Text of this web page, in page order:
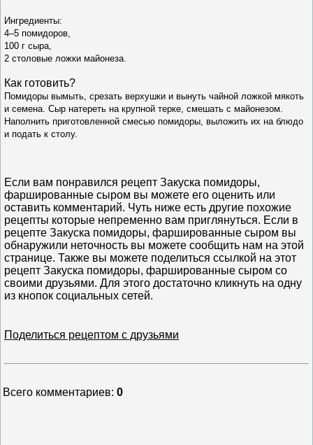
Ингредиенты:
4–5 помидоров,
100 г сыра,
2 столовые ложки майонеза.
Как готовить?
Помидоры вымыть, срезать верхушки и вынуть чайной ложкой мякоть
и семена. Сыр натереть на крупной терке, смешать с майонезом.
Наполнить приготовленной смесью помидоры, выложить их на блюдо
и подать к столу.
Если вам понравился рецепт Закуска помидоры,
фаршированные сыром вы можете его оценить или
оставить комментарий. Чуть ниже есть другие похожие
рецепты которые непременно вам приглянуться. Если в
рецепте Закуска помидоры, фаршированные сыром вы
обнаружили неточность вы можете сообщить нам на этой
странице. Также вы можете поделиться ссылкой на этот
рецепт Закуска помидоры, фаршированные сыром со
своими друзьями. Для этого достаточно кликнуть на одну
из кнопок социальных сетей.
Поделиться рецептом с друзьями
Всего комментариев: 0